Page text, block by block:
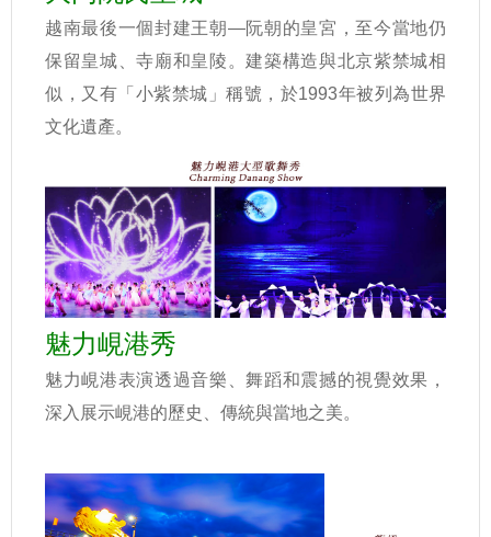
越南最後一個封建王朝—阮朝的皇宮，至今當地仍
保留皇城、寺廟和皇陵。建築構造與北京紫禁城相
似，又有「小紫禁城」稱號，於1993年被列為世界
文化遺產。
魅力峴港秀
魅力峴港表演透過音樂、舞蹈和震撼的視覺效果，
深入展示峴港的歷史、傳統與當地之美。